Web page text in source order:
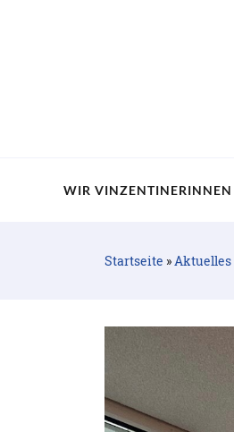
WIR VINZENTINERINNEN
Startseite »Aktuelles